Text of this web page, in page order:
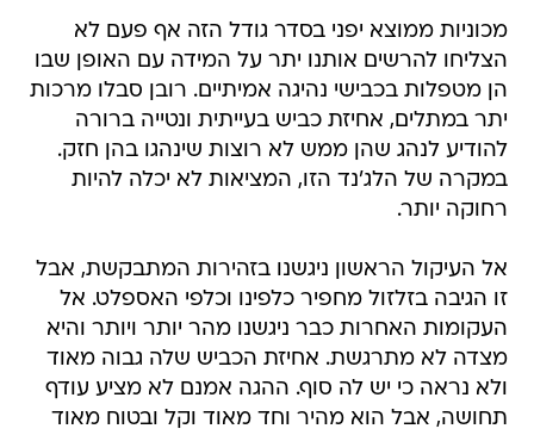
מכוניות ממוצא יפני בסדר גודל הזה אף פעם לא
הצליחו להרשים אותנו יתר על המידה עם האופן שבו
הן מטפלות בכבישי נהיגה אמיתיים. רובן סבלו מרכות
יתר במתלים, אחיזת כביש בעייתית ונטייה ברורה
להודיע לנהג שהן ממש לא רוצות שינהגו בהן חזק.
במקרה של הלג'נד הזו, המציאות לא יכלה להיות
רחוקה יותר.
אל העיקול הראשון ניגשנו בזהירות המתבקשת, אבל
זו הגיבה בזלזול מחפיר כלפינו וכלפי האספלט. אל
העקומות האחרות כבר ניגשנו מהר יותר ויותר והיא
מצדה לא מתרגשת. אחיזת הכביש שלה גבוה מאוד
ולא נראה כי יש לה סוף. ההגה אמנם לא מציע עודף
תחושה, אבל הוא מהיר וחד מאוד וקל ובטוח מאוד